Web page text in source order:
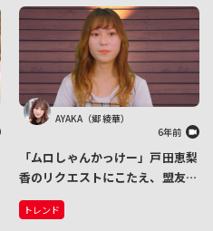
〇〇抜き』！」
AYAKA（郷 綾華）
6年前
「ムロしゃんかっけー」戸田恵梨
香のリクエストにこたえ、盟友ム
ロツヨシから Twitterトレンド
インのプレゼント
トレンド